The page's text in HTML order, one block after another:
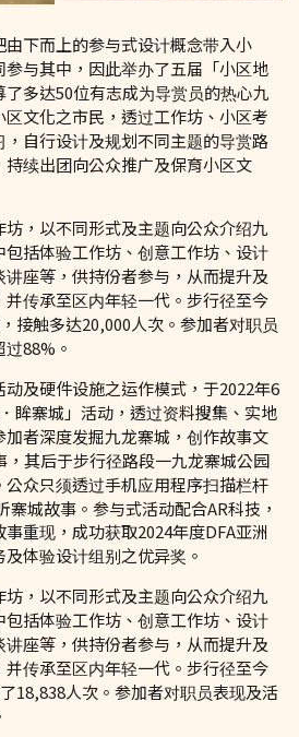
下而上的参与式设计概念带入小
与其中，因此举办了五届「小区地
多达50位有志成为导赏员的热心九
文化之市民，透过工作坊、小区考
自行设计及规划不同主题的导赏路
续出团向公众推广及保育小区文
，以不同形式及主题向公众介绍九
括体验工作坊、创意工作坊、设计
座等，供持份者参与，从而提升及
传承至区内年轻一代。步行径至今
接触多达20,000人次。参加者对职员
88%。
及硬件设施之运作模式，于2022年6
眸寨城」活动，透过资料搜集、实地
者深度发掘九龙寨城，创作故事文
，其后于步行径路段一九龙寨城公园
众只须透过手机应用程序扫描栏杆
寨城故事。参与式活动配合AR科技，
重现，成功获取2024年度DFA亚洲
体验设计组别之优异奖。
，以不同形式及主题向公众介绍九
括体验工作坊、创意工作坊、设计
座等，供持份者参与，从而提升及
传承至区内年轻一代。步行径至今
18,838人次。参加者对职员表现及活